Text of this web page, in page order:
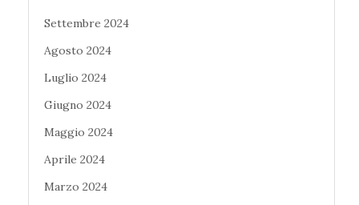
Settembre 2024
Agosto 2024
Luglio 2024
Giugno 2024
Maggio 2024
Aprile 2024
Marzo 2024